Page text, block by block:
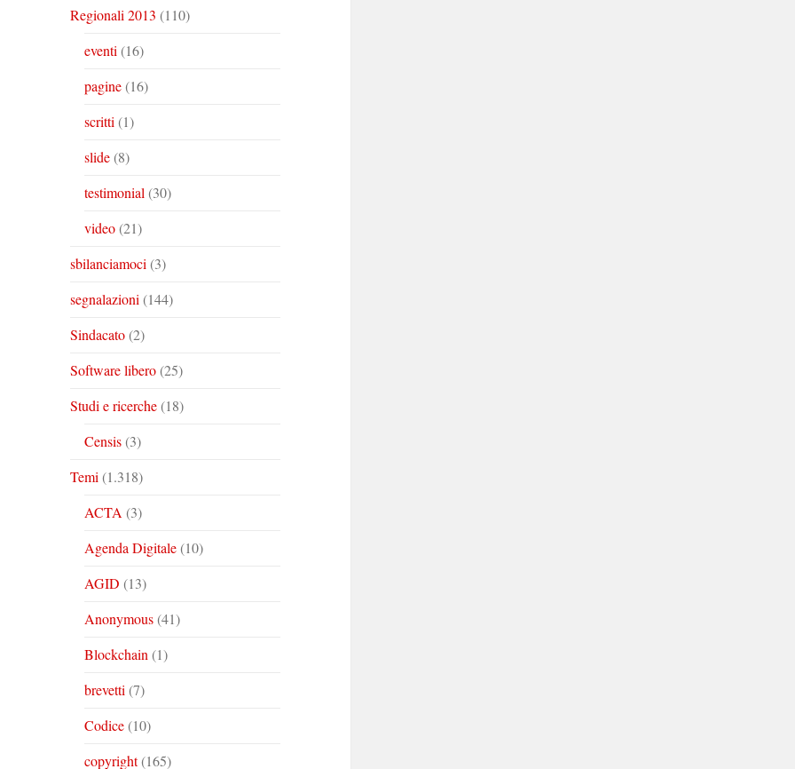
Regionali 2013 (110)
eventi (16)
pagine(16)
scritti (1)
slide(8)
testimonial (30)
video(21)
sbilanciamoci (3)
segnalazioni (144)
Sindacato(2)
Software libero(25)
Studi e ricerche(18)
Censis(3)
Temi (1.318)
ACTA (3)
Agenda Digitale(10)
AGID (13)
Anonymous(41)
Blockchain (1)
brevetti (7)
Codice(10)
copyright(165)